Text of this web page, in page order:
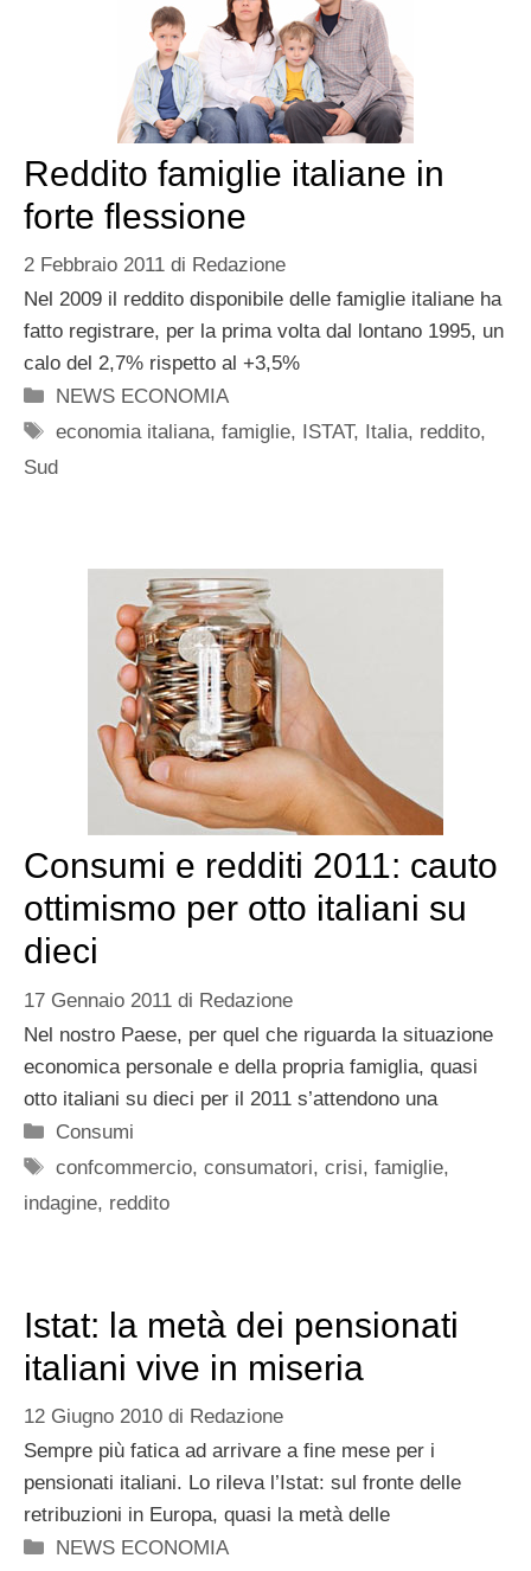
Reddito famiglie italiane in
forte flessione
2 Febbraio 2011 di Redazione
Nel 2009 il reddito disponibile delle famiglie italiane ha
fatto registrare, per la prima volta dal lontano 1995, un
calo del 2,7% rispetto al +3,5%
Categorie
NEWS ECONOMIA
Tag
economia italiana,famiglie, ISTAT, Italia, reddito,
Sud
Consumi e redditi 2011: cauto
ottimismo per otto italiani su
dieci
17 Gennaio 2011 di Redazione
Nel nostro Paese, per quel che riguarda la situazione
economica personale e della propria famiglia, quasi
otto italiani su dieci per il 2011 s’attendono una
Categorie
Consumi
Tag
confcommercio,consumatori,crisi,famiglie,
indagine, reddito
Istat: la metà dei pensionati
italiani vive in miseria
12 Giugno 2010 di Redazione
Sempre più fatica ad arrivare a fine mese per i
pensionati italiani. Lo rileva l’Istat: sul fronte delle
retribuzioni in Europa, quasi la metà delle
Categorie
NEWS ECONOMIA